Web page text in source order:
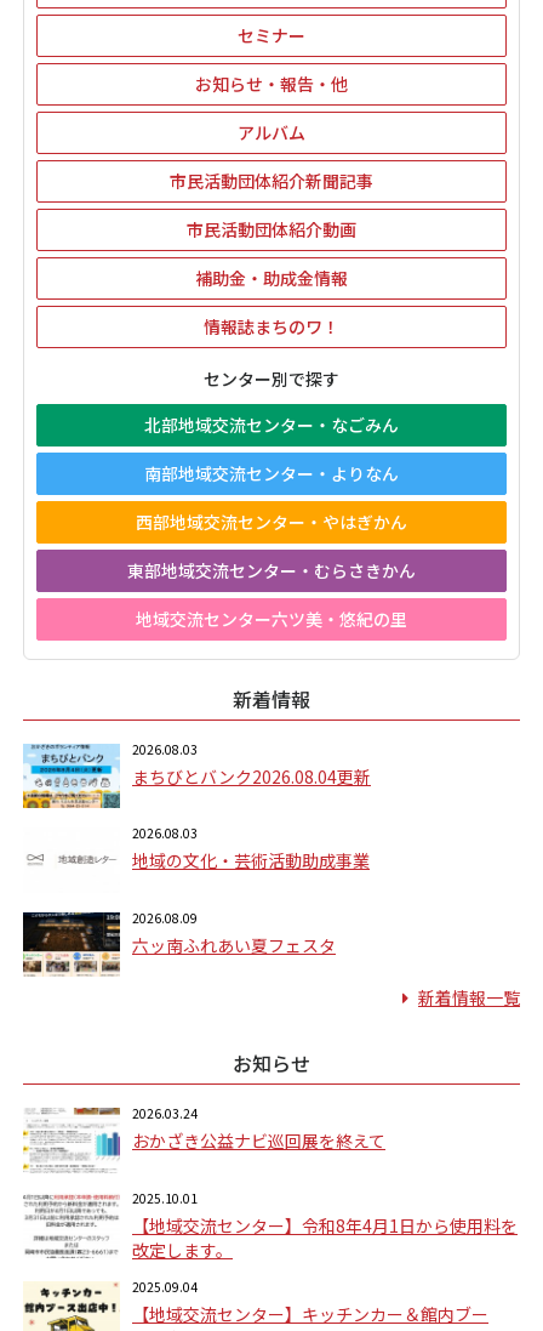
セミナー
お知らせ・報告・他
アルバム
市民活動団体紹介新聞記事
市民活動団体紹介動画
補助金・助成金情報
情報誌まちのワ！
センター別で探す
北部地域交流センター・なごみん
南部地域交流センター・よりなん
西部地域交流センター・やはぎかん
東部地域交流センター・むらさきかん
地域交流センター六ツ美・悠紀の里
新着情報
2026.08.03
まちびとバンク2026.08.04更新
2026.08.03
地域の文化・芸術活動助成事業
2026.08.09
六ッ南ふれあい夏フェスタ
新着情報一覧
お知らせ
2026.03.24
おかざき公益ナビ巡回展を終えて
2025.10.01
【地域交流センター】令和8年4月1日から使用料を
改定します。
2025.09.04
【地域交流センター】キッチンカー＆館内ブー